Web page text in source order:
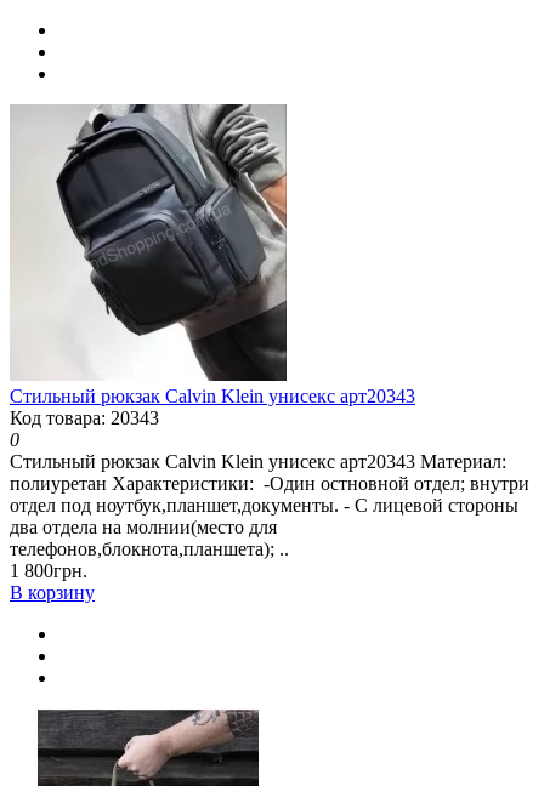
Стильный рюкзак Calvin Klein унисекс арт20343
Код товара: 20343
0
Стильный рюкзак Calvin Klein унисекс арт20343 Материал:
полиуретан Характеристики: -Один остновной отдел; внутри
отдел под ноутбук,планшет,документы. - С лицевой стороны
два отдела на молнии(место для
телефонов,блокнота,планшета); ..
1 800грн.
В корзину